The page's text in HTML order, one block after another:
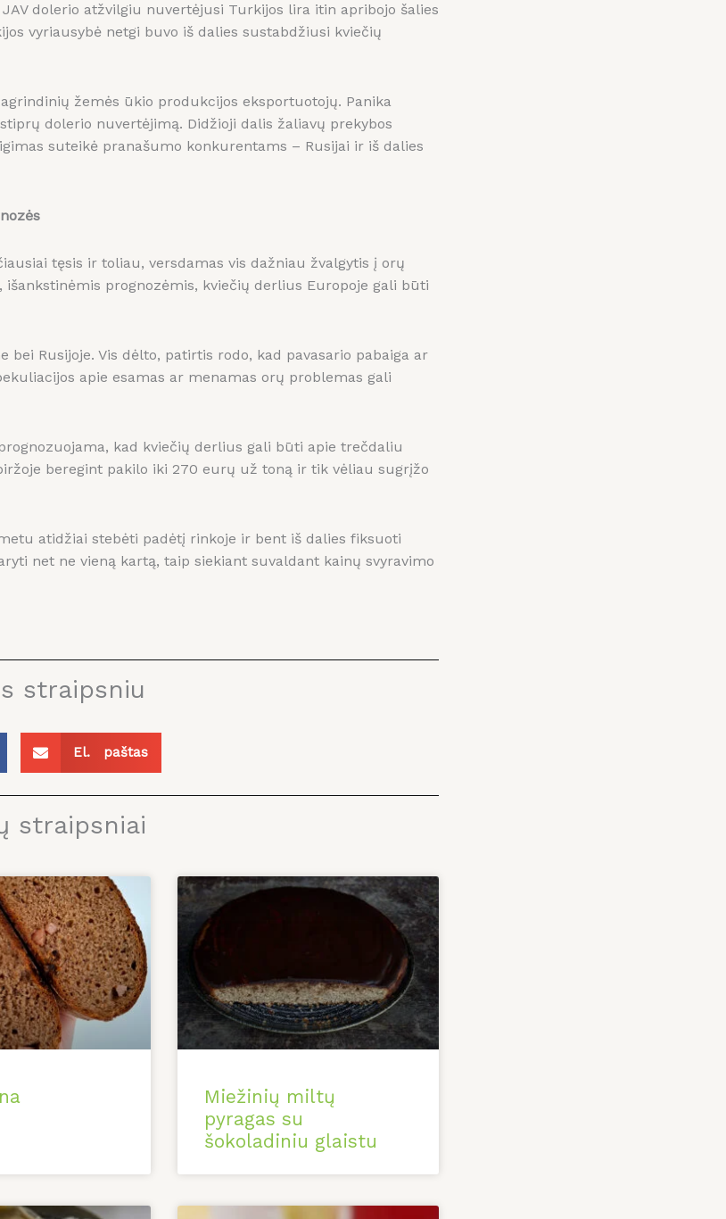
dolerio atžvilgiu nuvertėjusi Turkijos lira itin apribojo šalies
vyriausybė netgi buvo iš dalies sustabdžiusi kviečių
žemės ūkio produkcijos eksportuotojų. Panika
dolerio nuvertėjimą. Didžioji dalis žaliavų prekybos
suteikė pranašumo konkurentams – Rusijai ir iš dalies
tęsis ir toliau, versdamas vis dažniau žvalgytis į orų
prognozėmis, kviečių derlius Europoje gali būti
Rusijoje. Vis dėlto, patirtis rodo, kad pavasario pabaiga ar
apie esamas ar menamas orų problemas gali
kad kviečių derlius gali būti apie trečdaliu
beregint pakilo iki 270 eurų už toną ir tik vėliau sugrįžo
atidžiai stebėti padėtį rinkoje ir bent iš dalies fiksuoti
net ne vieną kartą, taip siekiant suvaldant kainų svyravimo
straipsniu
El. paštas
straipsniai
Miežinių miltų
pyragas su
šokoladiniu glaistu